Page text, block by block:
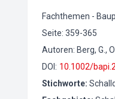
Fachthemen -
Seite: 359-365
Autoren: Berg, G.,
DOI : 10.1002/
Stichworte: